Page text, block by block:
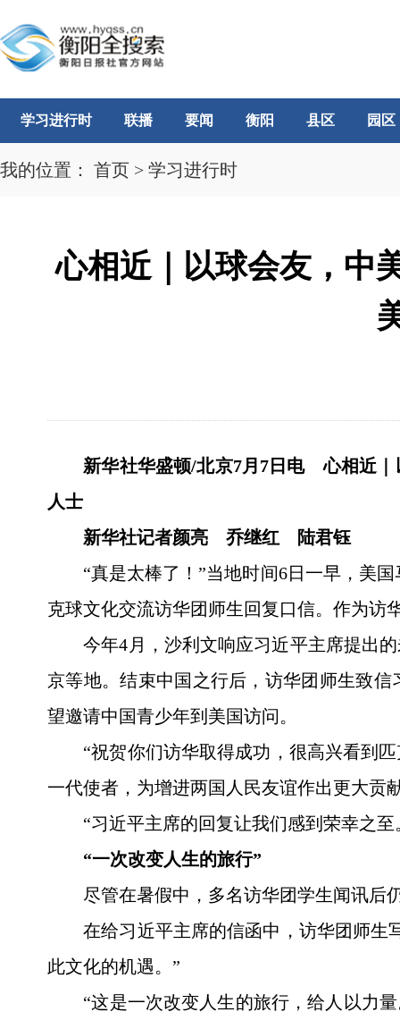
学习进行时 联播 要闻 衡阳 县区 园区
我的位置： 首页 > 学习进行时
心相近｜以球会友，中
新华社华盛顿/北京7月7日电 心相近
人士
新华社记者颜亮 乔继红 陆君钰
“真是太棒了！”当地时间6日一早，美
克球文化交流访华团师生回复口信。作为访
今年4月，沙利文响应习近平主席提出
京等地。结束中国之行后，访华团师生致
望邀请中国青少年到美国访问。
“祝贺你们访华取得成功，很高兴看到
一代使者，为增进两国人民友谊作出更大贡
“习近平主席的回复让我们感到荣幸之
“一次改变人生的旅行”
尽管在暑假中，多名访华团学生闻讯后
在给习近平主席的信函中，访华团师生
此文化的机遇。”
“这是一次改变人生的旅行，给人以力